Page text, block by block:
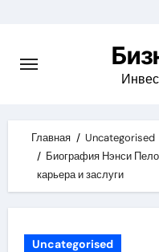
content
Главная
Uncategorised
Биография Нэнси
карьера и заслуги
Uncategorised